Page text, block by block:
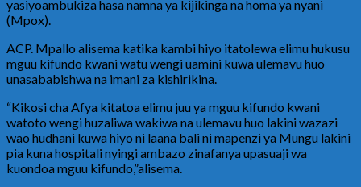
yasiyoambukiza hasa namna ya kijikinga na homa ya nyani
(Mpox).
ACP. Mpallo alisema katika kambi hiyo itatolewa elimu hukusu
mguu kifundo kwani watu wengi uamini kuwa ulemavu huo
unasababishwa na imani za kishirikina.
“Kikosi cha Afya kitatoa elimu juu ya mguu kifundo kwani
watoto wengi huzaliwa wakiwa na ulemavu huo lakini wazazi
wao hudhani kuwa hiyo ni laana bali ni mapenzi ya Mungu lakini
pia kuna hospitali nyingi ambazo zinafanya upasuaji wa
kuondoa mguu kifundo,”alisema.